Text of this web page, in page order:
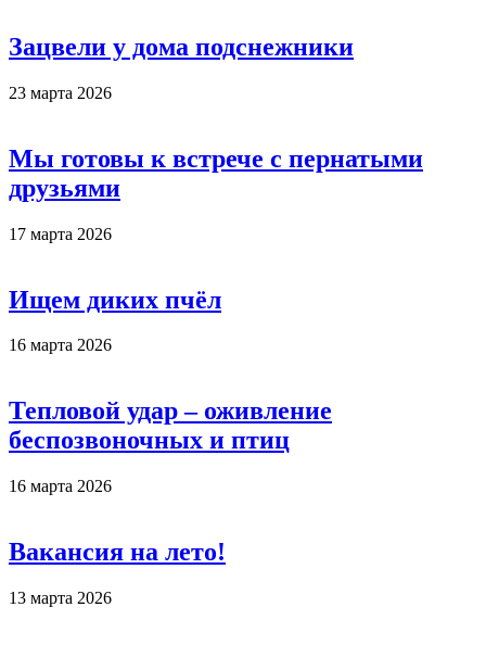
Зацвели у дома подснежники
23 марта 2026
Мы готовы к встрече с пернатыми
друзьями
17 марта 2026
Ищем диких пчёл
16 марта 2026
Тепловой удар – оживление
беспозвоночных и птиц
16 марта 2026
Вакансия на лето!
13 марта 2026